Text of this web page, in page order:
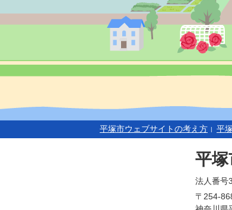
平塚市ウェブサイトの考え方 平
平
法人番号
〒254-